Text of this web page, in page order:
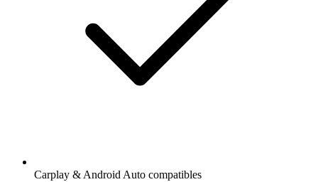
Carplay & Android Auto compatibles